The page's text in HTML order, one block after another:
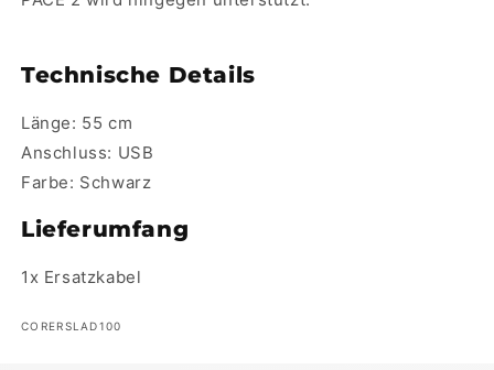
Technische Details
Länge: 55 cm
Anschluss: USB
Farbe: Schwarz
Lieferumfang
1x Ersatzkabel
SKU:
CORERSLAD100